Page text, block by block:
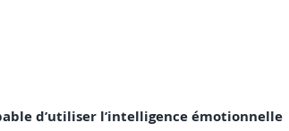
d’utiliser l’intelligence émotionnelle